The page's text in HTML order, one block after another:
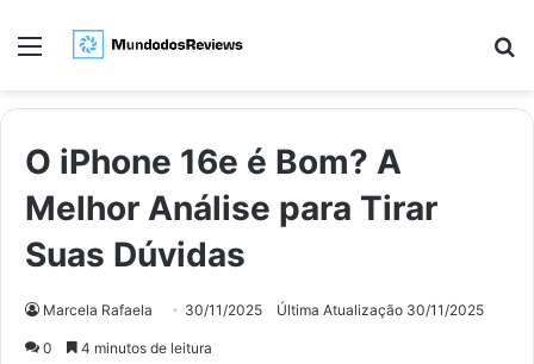
Menu
O iPhone 16e é Bom? A
Melhor Análise para Tirar
Suas Dúvidas
Marcela Rafaela 30/11/2025 Última Atualização 30/11/2025
0 4 minutos de leitura